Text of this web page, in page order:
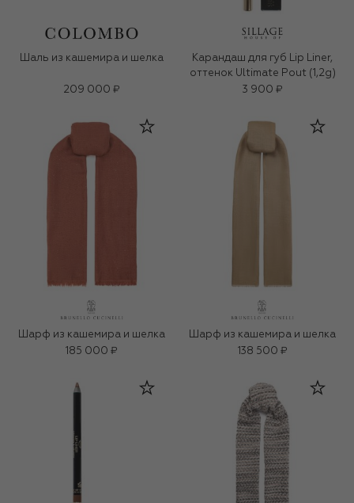
Шаль из кашемира и шелка
209 000 ₽
Карандаш для губ Lip Liner,
оттенок Ultimate Pout (1,2g)
3 900 ₽
Шарф из кашемира и шелка
185 000 ₽
Шарф из кашемира и шелка
138 500 ₽